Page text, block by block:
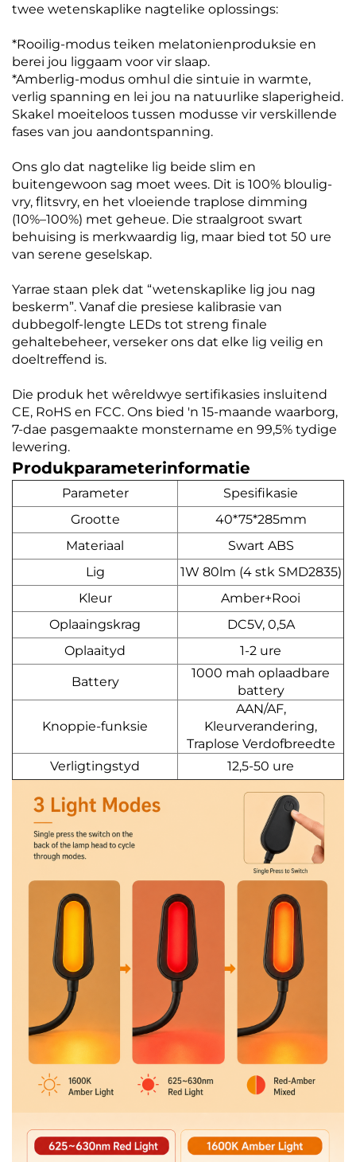
twee wetenskaplike nagtelike oplossings:
*Rooilig-modus teiken melatonienproduksie en
berei jou liggaam voor vir slaap.
*Amberlig-modus omhul die sintuie in warmte,
verlig spanning en lei jou na natuurlike slaperigheid.
Skakel moeiteloos tussen modusse vir verskillende
fases van jou aandontspanning.
Ons glo dat nagtelike lig beide slim en
buitengewoon sag moet wees. Dit is 100% bloulig-
vry, flitsvry, en het vloeiende traplose dimming
(10%–100%) met geheue. Die straalgroot swart
behuising is merkwaardig lig, maar bied tot 50 ure
van serene geselskap.
Yarrae staan plek dat “wetenskaplike lig jou nag
beskerm”. Vanaf die presiese kalibrasie van
dubbegolf-lengte LEDs tot streng finale
gehaltebeheer, verseker ons dat elke lig veilig en
doeltreffend is.
Die produk het wêreldwye sertifikasies insluitend
CE, RoHS en FCC. Ons bied 'n 15-maande waarborg,
7-dae pasgemaakte monstername en 99,5% tydige
lewering.
Produkparameterinformatie
Parameter
Spesifikasie
Grootte
40*75*285mm
Materiaal
Swart ABS
Lig
1W 80lm (4 stk SMD2835)
Kleur
Amber+Rooi
Oplaaingskrag
DC5V, 0,5A
Oplaaityd
1-2 ure
Battery
1000 mah oplaadbare
battery
Knoppie-funksie
AAN/AF,
Kleurverandering,
Traplose Verdofbreedte
Verligtingstyd
12,5-50 ure